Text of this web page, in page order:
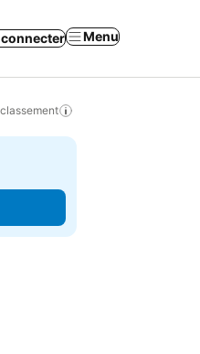
connecter Menu